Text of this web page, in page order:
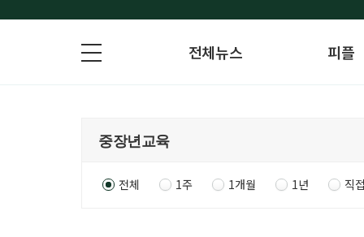
전체뉴스 피플
전체 1주 1개월 1년 직